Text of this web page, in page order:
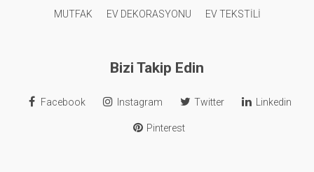
MUTFAK EV DEKORASYONU EV TEKSTİLİ
Bizi Takip Edin
Facebook Instagram Twitter Linkedin
Pinterest